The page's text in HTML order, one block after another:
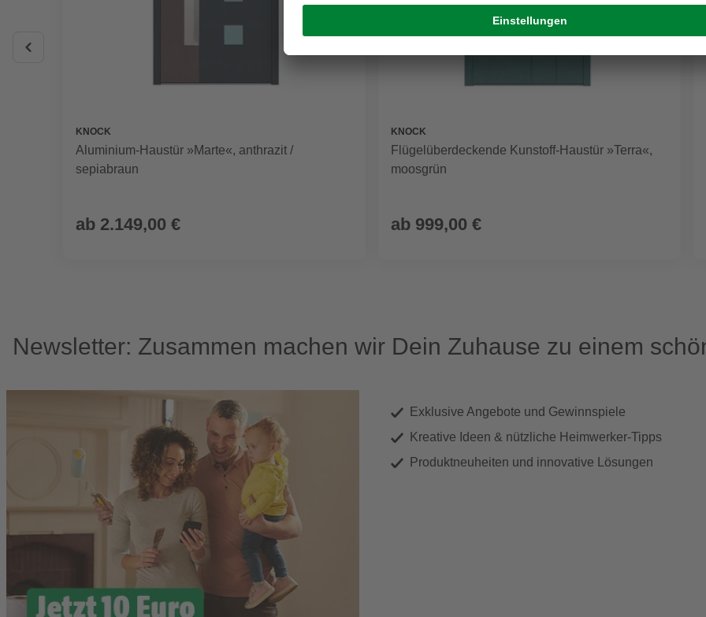
KNOCK
Aluminium-Haustür »Marte«, anthrazit /
sepiabraun
ab 2.149,00 €
KNOCK
Flügelüberdeckende Kunstoff-Haustür »Terra«,
moosgrün
ab 999,00 €
Newsletter: Zusammen machen wir Dein Zuhause zu einem
Exklusive Angebote und Gewinnspiele
Kreative Ideen & nützliche Heimwerker-Tipps
Produktneuheiten und innovative Lösungen